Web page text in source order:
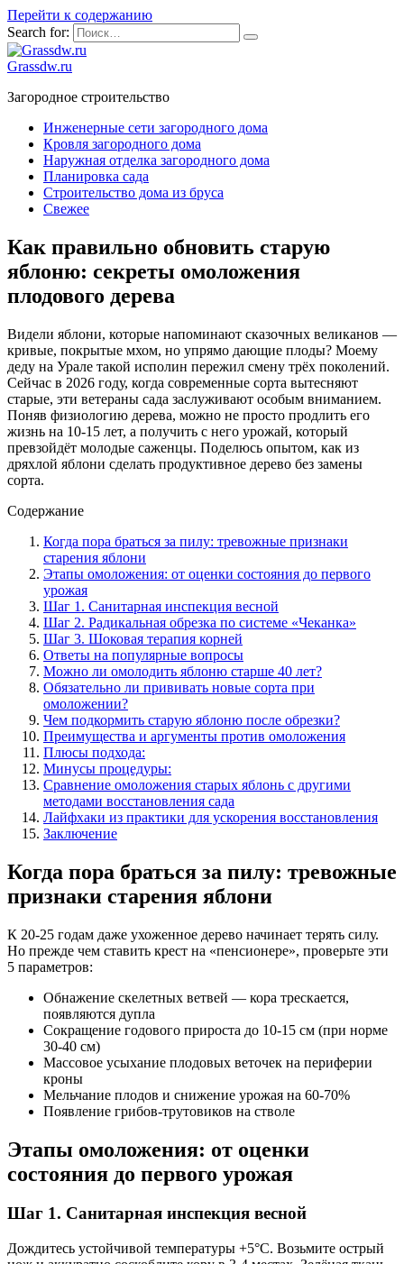
Перейти к содержанию
Search for:
Grassdw.ru
Загородное строительство
Инженерные сети загородного дома
Кровля загородного дома
Наружная отделка загородного дома
Планировка сада
Строительство дома из бруса
Свежее
Как правильно обновить старую
яблоню: секреты омоложения
плодового дерева
Видели яблони, которые напоминают сказочных великанов —
кривые, покрытые мхом, но упрямо дающие плоды? Моему
деду на Урале такой исполин пережил смену трёх поколений.
Сейчас в 2026 году, когда современные сорта вытесняют
старые, эти ветераны сада заслуживают особым вниманием.
Поняв физиологию дерева, можно не просто продлить его
жизнь на 10-15 лет, а получить с него урожай, который
превзойдёт молодые саженцы. Поделюсь опытом, как из
дряхлой яблони сделать продуктивное дерево без замены
сорта.
Содержание
Когда пора браться за пилу: тревожные признаки
старения яблони
Этапы омоложения: от оценки состояния до первого
урожая
Шаг 1. Санитарная инспекция весной
Шаг 2. Радикальная обрезка по системе «Чеканка»
Шаг 3. Шоковая терапия корней
Ответы на популярные вопросы
Можно ли омолодить яблоню старше 40 лет?
Обязательно ли прививать новые сорта при
омоложении?
Чем подкормить старую яблоню после обрезки?
Преимущества и аргументы против омоложения
Плюсы подхода:
Минусы процедуры:
Сравнение омоложения старых яблонь с другими
методами восстановления сада
Лайфхаки из практики для ускорения восстановления
Заключение
Когда пора браться за пилу: тревожные
признаки старения яблони
К 20-25 годам даже ухоженное дерево начинает терять силу.
Но прежде чем ставить крест на «пенсионере», проверьте эти
5 параметров:
Обнажение скелетных ветвей — кора трескается,
появляются дупла
Сокращение годового прироста до 10-15 см (при норме
30-40 см)
Массовое усыхание плодовых веточек на периферии
кроны
Мельчание плодов и снижение урожая на 60-70%
Появление грибов-трутовиков на стволе
Этапы омоложения: от оценки
состояния до первого урожая
Шаг 1. Санитарная инспекция весной
Дождитесь устойчивой температуры +5°С. Возьмите острый